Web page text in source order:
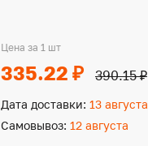
Цена за 1 шт
335.22 ₽ 390.15 ₽
Дата доставки: 13 августа
Самовывоз: 12 августа